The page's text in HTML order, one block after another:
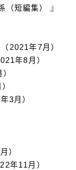
（短編集） 』
2021年7月）
年8月）
3月）
）
年11月）